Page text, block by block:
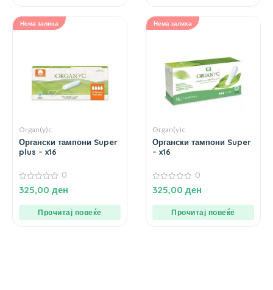
Нема залиха
Organ(y)c
Органски тампони Super
plus – x16
0
од
0
325,00 ден
Прочитај повеќе
Нема залиха
Organ(y)c
Органски тампони Super
– x16
0
од
0
325,00 ден
Прочитај повеќе